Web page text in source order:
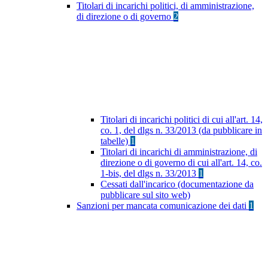
Titolari di incarichi politici, di amministrazione,
di direzione o di governo 2
Titolari di incarichi politici di cui all'art. 14,
co. 1, del dlgs n. 33/2013 (da pubblicare in
tabelle) 1
Titolari di incarichi di amministrazione, di
direzione o di governo di cui all'art. 14, co.
1-bis, del dlgs n. 33/2013 1
Cessati dall'incarico (documentazione da
pubblicare sul sito web)
Sanzioni per mancata comunicazione dei dati 1